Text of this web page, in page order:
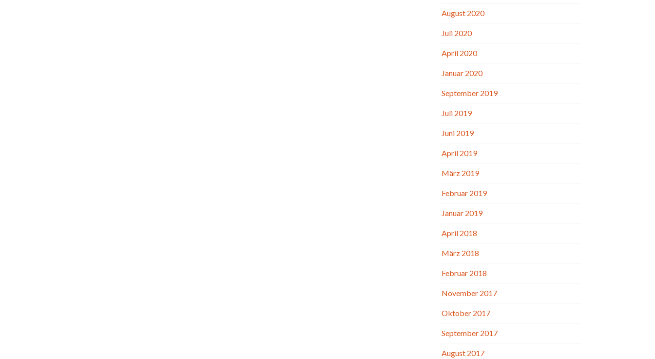
August 2020
Juli 2020
April 2020
Januar 2020
September 2019
Juli 2019
Juni 2019
April 2019
März 2019
Februar 2019
Januar 2019
April 2018
März 2018
Februar 2018
November 2017
Oktober 2017
September 2017
August 2017